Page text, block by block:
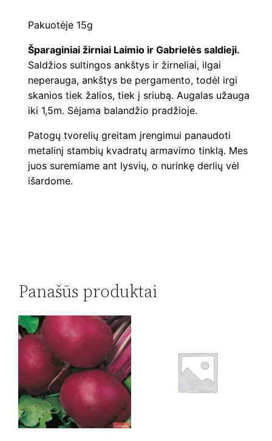
Pakuotėje 15g
Šparaginiai žirniai Laimio ir Gabrielės saldieji.
Saldžios sultingos ankštys ir žirneliai, ilgai
neperauga, ankštys be pergamento, todėl irgi
skanios tiek žalios, tiek į sriubą. Augalas užauga
iki 1,5m. Sėjama balandžio pradžioje.
Patogų tvorelių greitam įrengimui panaudoti
metalinį stambių kvadratų armavimo tinklą. Mes
juos suremiame ant lysvių, o nurinkę derlių vėl
išardome.
Panašūs produktai